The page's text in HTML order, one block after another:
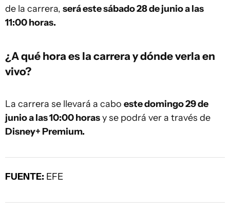
de la carrera, será este sábado 28 de junio a las
11:00 horas.
¿A qué hora es la carrera y dónde verla en
vivo?
La carrera se llevará a cabo este domingo 29 de
junio a las 10:00 horasy se podrá ver a través de
Disney+ Premium.
FUENTE: EFE